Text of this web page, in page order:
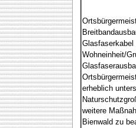
Wohneinheit/
erheblich
weitere
Bienwald zu